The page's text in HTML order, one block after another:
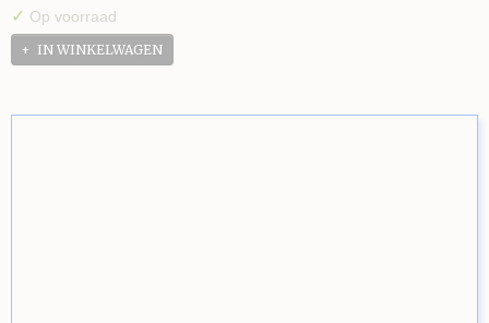
✓ Op voorraad
IN WINKELWAGEN